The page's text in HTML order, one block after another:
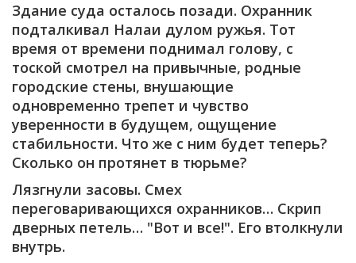
Здание суда осталось позади. Охранник
подталкивал Налаи дулом ружья. Тот
время от времени поднимал голову, с
тоской смотрел на привычные, родные
городские стены, внушающие
одновременно трепет и чувство
уверенности в будущем, ощущение
стабильности. Что же с ним будет теперь?
Сколько он протянет в тюрьме?
Лязгнули засовы. Смех
переговаривающихся охранников… Скрип
дверных петель… "Вот и все!". Его втолкнули
внутрь.